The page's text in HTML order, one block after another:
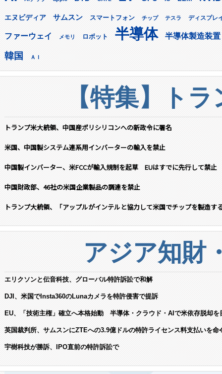
エヌビディア サムスン スマートフォン チップ テスラ ディスプレ
ファーウェイ メモリ ロボット 半導体 半導体製造装置
韓国 ＡＩ
【特集】ト
トランプ米大統領、中国産ポリシリコンへの新政令に署名
米国、中国製システム連系用インバーターの輸入を禁止
中国製インバーター、米FCCが輸入規制を起草 EUはすでに先行して禁止
中国財政部、46社の米国企業製品の調達を禁止
トランプ大統領、「アップルがインテルと協力して米国でチップを製造す
アジア知財
エリクソンと伝音科技、グローバル特許訴訟で和解
DJI、米国でInsta360のLunaカメラを特許侵害で提訴
EU、「技術主権」確立へ本格始動 半導体・クラウド・AIで米依存脱却を
英国裁判所、サムスンにZTEへの3.9億ドルの特許ライセンス料支払いを命
宇樹科技が勝訴、IPO直前の特許訴訟で